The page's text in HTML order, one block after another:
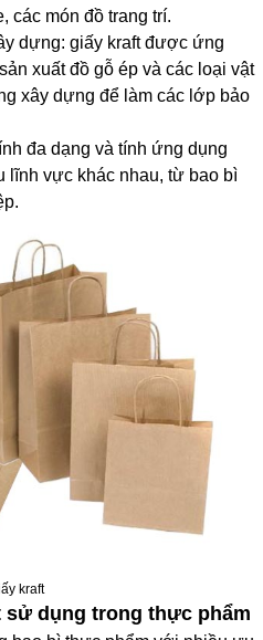
các món đồ trang trí.
dựng: giấy kraft được ứng
xuất đồ gỗ ép và các loại vật
xây dựng để làm các lớp bảo
đa dạng và tính ứng dụng
lĩnh vực khác nhau, từ bao bì
kraft
dụng trong thực phẩm